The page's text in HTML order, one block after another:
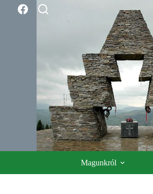
Magunkról